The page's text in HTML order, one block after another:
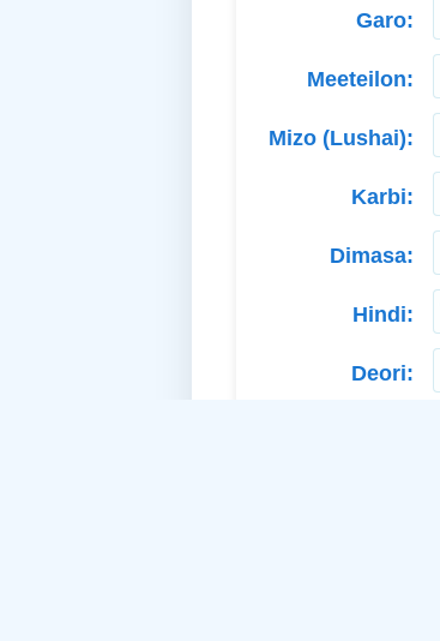
Garo:
Meeteilon:
Mizo (Lushai):
Karbi:
Dimasa:
Hindi:
Deori: